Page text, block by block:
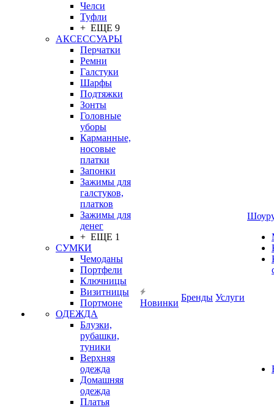
Челси
Туфли
+ ЕЩЕ 9
АКСЕССУАРЫ
Перчатки
Ремни
Галстуки
Шарфы
Подтяжки
Зонты
Головные
уборы
Карманные,
носовые
платки
Запонки
Зажимы для
галстуков,
платков
Зажимы для
денег
+ ЕЩЕ 1
СУМКИ
Чемоданы
Портфели
Ключницы
Визитницы
Портмоне
ОДЕЖДА
Блузки,
рубашки,
туники
Верхняя
одежда
Домашняя
одежда
Платья
Новинки
Бренды Услуги